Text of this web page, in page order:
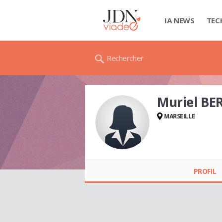
IA NEWS
Rechercher
Muriel
MARSEILLE
PROFIL